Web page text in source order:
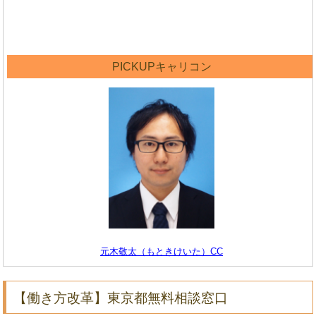
PICKUPキャリコン
元木敬太（もときけいた）CC
【働き方改革】東京都無料相談窓口